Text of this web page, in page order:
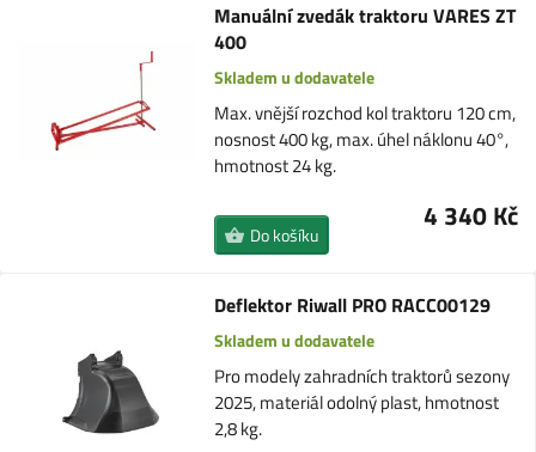
Manuální zvedák traktoru VARES ZT
400
Skladem u dodavatele
Max. vnější rozchod kol traktoru 120 cm,
nosnost 400 kg, max. úhel náklonu 40°,
hmotnost 24 kg.
4 340 Kč
Do košíku
Deflektor Riwall PRO RACC00129
Skladem u dodavatele
Pro modely zahradních traktorů sezony
2025, materiál odolný plast, hmotnost
2,8 kg.